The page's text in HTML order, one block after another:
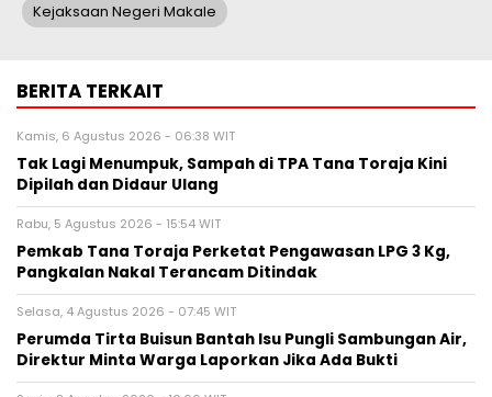
Kejaksaan Negeri Makale
BERITA TERKAIT
Kamis, 6 Agustus 2026 - 06:38 WIT
Tak Lagi Menumpuk, Sampah di TPA Tana Toraja Kini
Dipilah dan Didaur Ulang
Rabu, 5 Agustus 2026 - 15:54 WIT
Pemkab Tana Toraja Perketat Pengawasan LPG 3 Kg,
Pangkalan Nakal Terancam Ditindak
Selasa, 4 Agustus 2026 - 07:45 WIT
Perumda Tirta Buisun Bantah Isu Pungli Sambungan Air,
Direktur Minta Warga Laporkan Jika Ada Bukti